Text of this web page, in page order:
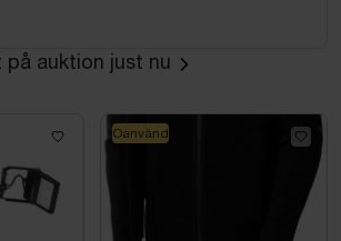
medföljer ej.
på auktion just nu
Oanvänd